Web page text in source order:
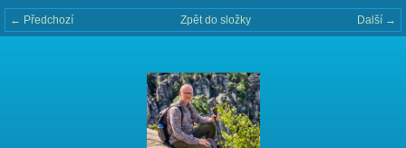
← Předchozí Další →
Zpět do složky